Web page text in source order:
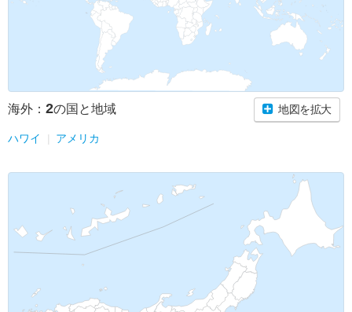
海外： 2の国と地域 地図を拡大
ハワイ アメリカ